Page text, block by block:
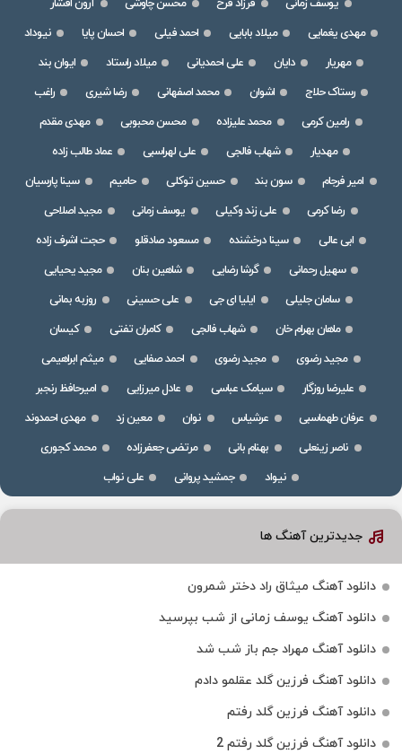
یوسف زمانی فرزاد فرخ محسن چاوشی
آرون افشار
مهدی یغمایی
میلاد بابایی احمد فیلی احسان پایا
نیوداد
مهریار
دایان علی احمدیانی میلاد راستاد
ایوان بند
رستاک حلاج
اشوان محمد اصفهانی رضا شیری
راغب
رامین کرمی
محمد علیزاده محسن محبوبی
مهدی مقدم
مهدیار
شهاب فالجی علی لهراسبی
عماد طالب زاده
امیر فرجام
سون بند حسین توکلی حامیم
سینا پارسیان
رضا کرمی
علی زند وکیلی یوسف زمانی
مجید اصلاحی
ابی عالی
سینا درخشنده مسعود صادقلو
حجت اشرف زاده
سهیل رحمانی
گرشا رضایی شاهین بنان
مجید یحیایی
سامان جلیلی
ایلیا ای جی علی حسینی
روزبه بمانی
ماهان بهرام خان
شهاب فالجی کامران تفتی
کیسان
مجید رضوی
مجید رضوی احمد صفایی
میثم ابراهیمی
علیرضا روزگار
سیامک عباسی عادل میرزایی
امیرحافظ رنجبر
عرفان طهماسبی
عرشیاس نوان معین زد
مهدی احمدوند
ناصر زینعلی
بهنام بانی مرتضی جعفرزاده
محمد کجوری
نیواد
جمشید پروانی علی نواب
جدیدترین آهنگ ها
دانلود آهنگ میثاق راد دختر شمرون
دانلود آهنگ یوسف زمانی از شب بپرسید
دانلود آهنگ مهراد جم باز شب شد
دانلود آهنگ فرزین گلد عقلمو دادم
دانلود آهنگ فرزین گلد رفتم
دانلود آهنگ فرزین گلد رفتم 2